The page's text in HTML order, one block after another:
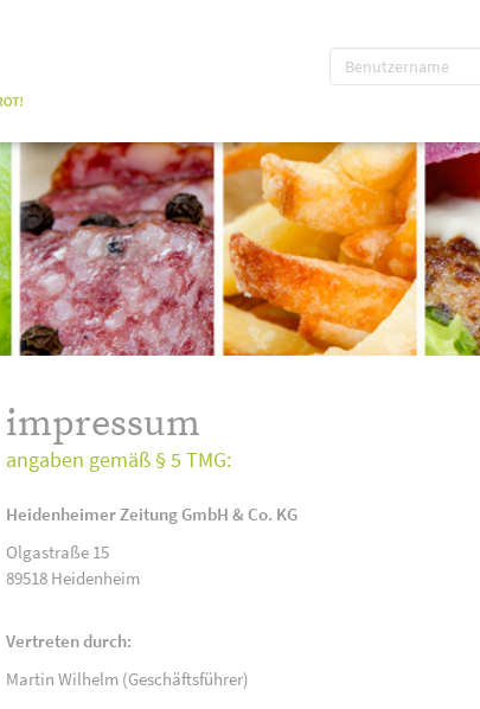
impressum
angaben gemäß § 5 TMG:
Heidenheimer Zeitung GmbH & Co. KG
Olgastraße 15
89518 Heidenheim
Vertreten durch:
Martin Wilhelm (Geschäftsführer)